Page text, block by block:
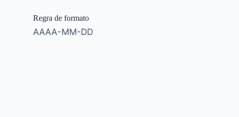
Regra de formato
AAAA-MM-DD